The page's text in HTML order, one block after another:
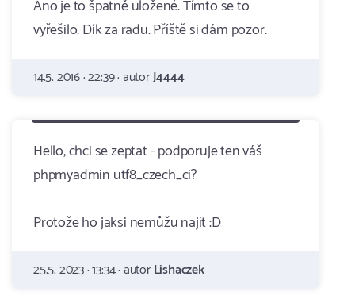
Ano je to špatně uložené. Tímto se to
vyřešilo. Dík za radu. Příště si dám pozor.
14.5. 2016 · 22:39 · autorJ4444
Hello, chci se zeptat - podporuje ten váš
phpmyadmin utf8_czech_ci?
Protože ho jaksi nemůžu najít :D
25.5. 2023 · 13:34 · autorLishaczek